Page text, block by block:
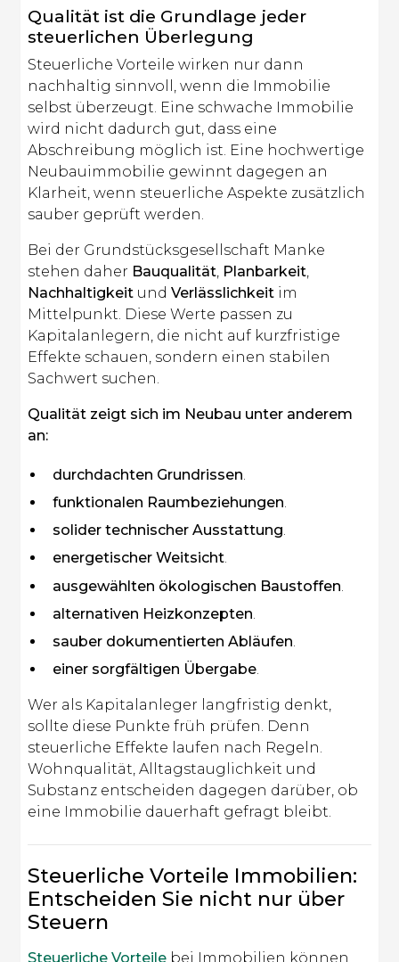
Qualität ist die Grundlage jeder
steuerlichen Überlegung
Steuerliche Vorteile wirken nur dann
nachhaltig sinnvoll, wenn die Immobilie
selbst überzeugt. Eine schwache Immobilie
wird nicht dadurch gut, dass eine
Abschreibung möglich ist. Eine hochwertige
Neubauimmobilie gewinnt dagegen an
Klarheit, wenn steuerliche Aspekte zusätzlich
sauber geprüft werden.
Bei der Grundstücksgesellschaft Manke
stehen daher Bauqualität, Planbarkeit,
Nachhaltigkeit undVerlässlichkeit im
Mittelpunkt. Diese Werte passen zu
Kapitalanlegern, die nicht auf kurzfristige
Effekte schauen, sondern einen stabilen
Sachwert suchen.
Qualität zeigt sich im Neubau unter anderem
an:
durchdachten Grundrissen.
funktionalen Raumbeziehungen.
solider technischer Ausstattung.
energetischer Weitsicht.
ausgewählten ökologischen Baustoffen
alternativen Heizkonzepten.
sauber dokumentierten Abläufen.
einer sorgfältigen Übergabe.
Wer als Kapitalanleger langfristig denkt,
sollte diese Punkte früh prüfen. Denn
steuerliche Effekte laufen nach Regeln.
Wohnqualität, Alltagstauglichkeit und
Substanz entscheiden dagegen darüber, ob
eine Immobilie dauerhaft gefragt bleibt.
Steuerliche Vorteile Immobilien:
Entscheiden Sie nicht nur über
Steuern
Steuerliche Vorteile bei Immobilien können